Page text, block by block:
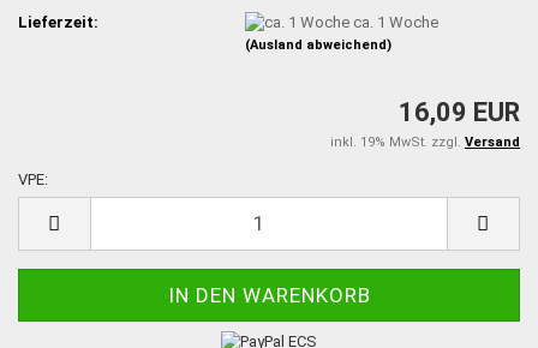
Lieferzeit:
ca. 1 Woche
(Ausland abweichend)
16,09 EUR
inkl. 19% MwSt. zzgl. Versand
VPE: